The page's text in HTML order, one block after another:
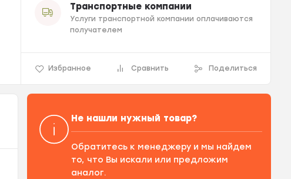
Транспортные компании
Услуги транспортной компании оплачиваются
получателем
Избранное Сравнить Поделиться
Не нашли нужный товар?
Обратитесь к менеджеру и мы найдем
то, что Вы искали или предложим
аналог.